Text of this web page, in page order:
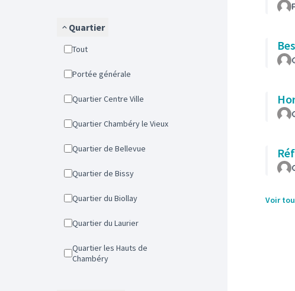
Quartier
Tout
Portée générale
Quartier Centre Ville
Quartier Chambéry le Vieux
Quartier de Bellevue
Quartier de Bissy
Quartier du Biollay
Quartier du Laurier
Quartier les Hauts de
Chambéry
Voir